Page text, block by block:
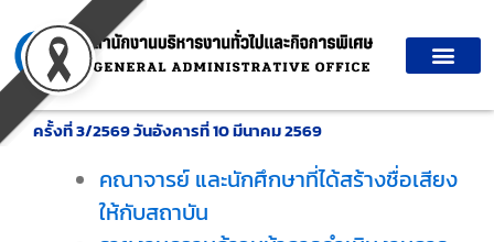
content
ครั้งที่ 3/2569 วันอังคารที่ 10 มีนาคม 2569
คณาจารย์ และนักศึกษาที่ได้สร้างชื่อเสียง
ให้กับสถาบัน